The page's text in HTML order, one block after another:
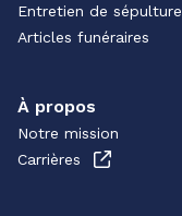
Entretien de sépulture
Articles funéraires
À propos
Notre mission
Carrières